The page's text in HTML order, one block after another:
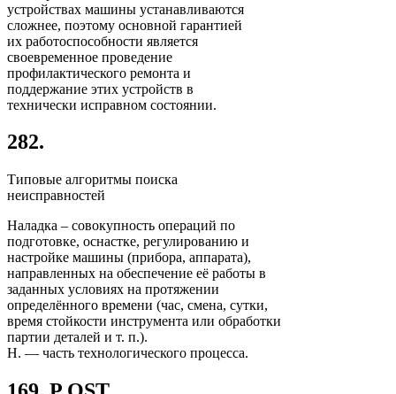
устройствах машины устанавливаются
сложнее, поэтому основной гарантией
их работоспособности является
своевременное проведение
профилактического ремонта и
поддержание этих устройств в
технически исправном состоянии.
282.
Типовые алгоритмы поиска
неисправностей
Наладка – совокупность операций по
подготовке, оснастке, регулированию и
настройке машины (прибора, аппарата),
направленных на обеспечение её работы в
заданных условиях на протяжении
определённого времени (час, смена, сутки,
время стойкости инструмента или обработки
партии деталей и т. п.).
Н. — часть технологического процесса.